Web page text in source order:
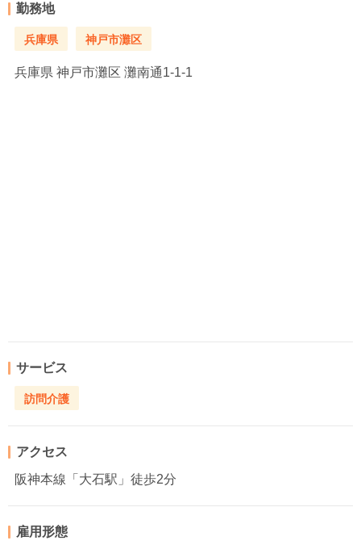
勤務地
兵庫県 神戸市灘区
兵庫県 神戸市灘区 灘南通1-1-1
サービス
訪問介護
アクセス
阪神本線「大石駅」徒歩2分
雇用形態